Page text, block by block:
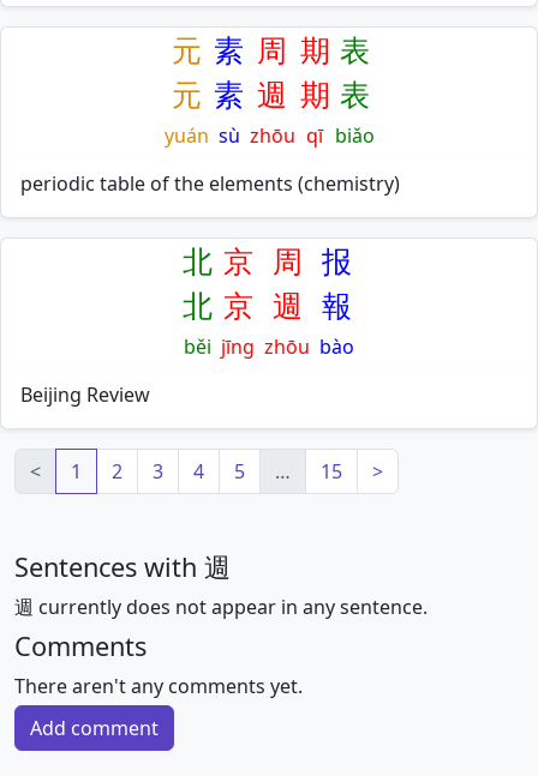
元
元
yuán
素
素
sù
周
週
zhōu
期
期
qī
表
表
biǎo
periodic table of the elements (chemistry)
北
北
běi
京
京
jīng
周
週
zhōu
报
報
bào
Beijing Review
< 1 2 3 4 5 … 15 >
Sentences with 週
週 currently does not appear in any sentence.
Comments
There aren't any comments yet.
Add comment